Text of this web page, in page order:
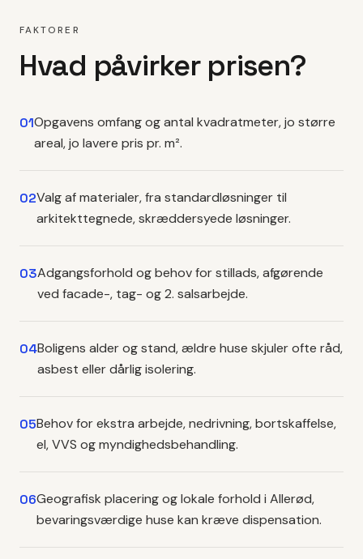
FAKTORER
Hvad påvirker prisen?
01Opgavens omfang og antal kvadratmeter, jo større
areal, jo lavere pris pr. m².
02Valg af materialer, fra standardløsninger til
arkitekttegnede, skræddersyede løsninger.
03Adgangsforhold og behov for stillads, afgørende
ved facade-, tag- og 2. salsarbejde.
04Boligens alder og stand, ældre huse skjuler ofte råd,
asbest eller dårlig isolering.
05Behov for ekstra arbejde, nedrivning, bortskaffelse,
el, VVS og myndighedsbehandling.
06Geografisk placering og lokale forhold i Allerød,
bevaringsværdige huse kan kræve dispensation.